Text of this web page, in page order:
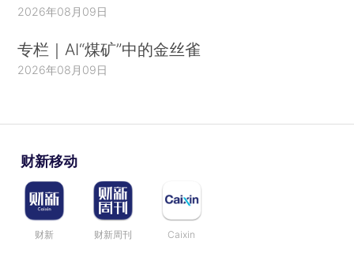
2026年08月09日
专栏｜AI“煤矿”中的金丝雀
2026年08月09日
财新移动
财新 财新周刊 Caixin